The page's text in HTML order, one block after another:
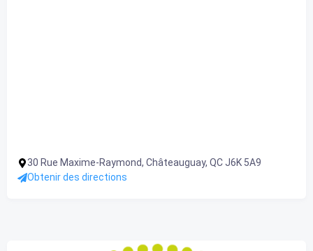
30 Rue Maxime-Raymond, Châteauguay, QC J6K 5A9
Obtenir des directions